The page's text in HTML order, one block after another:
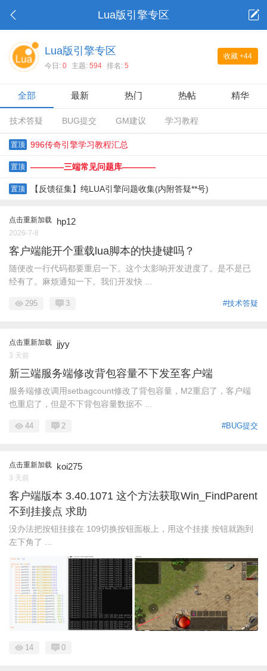
Lua版引擎专区
收藏 +44
Lua版引擎专区
今日: 0 主题: 594 排名: 5
全部 最新 热门 热帖 精华
技术答疑 BUG提交 GM建议 学习教程
置顶 996传奇引擎学习教程汇总
置顶 ————三端常见问题库————
置顶 【反馈征集】纯LUA引擎问题收集(内附答疑**号)
点击重新加载 hp12
2026-7-8
客户端能开个重载lua脚本的快捷键吗？
随便改一行代码都要重启一下。这个太影响开发进度了。是不是已
经有了。麻烦通知一下。我们开发快 ...
#技术答疑
295 3
点击重新加载 jjyy
3 天前
新三端服务端修改背包容量不下发至客户端
服务端修改调用setbagcount修改了背包容量，M2重启了，客户端
也重启了，但是不下背包容量数据不 ...
#BUG提交
44 2
点击重新加载 koi275
3 天前
客户端版本 3.40.1071 这个方法获取Win_FindParent
不到挂接点 求助
没办法把按钮挂接在 109切换按钮面板上，用这个挂接 按钮就跑到
左下角了 ...
14 0